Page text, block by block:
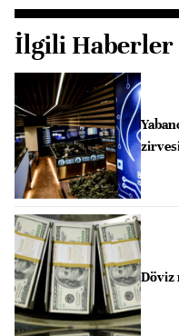
İlgili Haberler
Döviz